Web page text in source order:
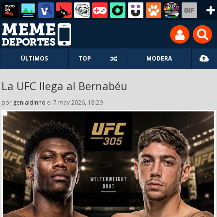
ÚLTIMOS TOP MODERA
La UFC llega al Bernabéu
por genialdinho el 7 may 2026, 18:29